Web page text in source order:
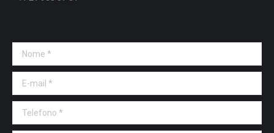
Nome *
E-mail *
Telefono *